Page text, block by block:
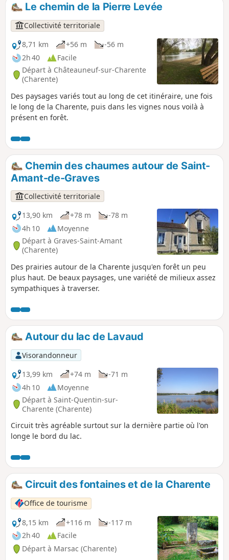
Le chemin de la Pierre Levée
Collectivité territoriale
8,71 km
+56 m
-56 m
2h 40
Facile
Départ à Châteauneuf-sur-Charente
(Charente)
Des paysages variés tout au long de cet itinéraire, une fois
le long de la Charente, puis dans les vignes nous voilà à
présent en forêt.
Chemin des chaumes autour de Saint-
Amant-de-Graves
Collectivité territoriale
13,90 km
+78 m
-78 m
4h 10
Moyenne
Départ à Graves-Saint-Amant
(Charente)
Des prairies autour de la Charente jusqu'en forêt un peu
plus haut. De beaux paysages, une variété de milieux assez
sympathiques à traverser.
Autour du lac de Lavaud
Visorandonneur
13,99 km
+74 m
-71 m
4h 10
Moyenne
Départ à Saint-Quentin-sur-
Charente (Charente)
Circuit très agréable surtout sur la dernière partie où l'on
longe le bord du lac.
Circuit des fontaines et de la Charente
Office de tourisme
8,15 km
+116 m
-117 m
2h 40
Facile
Départ à Marsac (Charente)